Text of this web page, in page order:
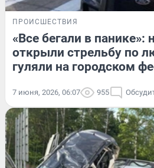
ПРОИСШЕСТВИЯ
«Все бегали в панике»:
открыли стрельбу по
гуляли на городском
7 июня, 2026, 06:07 955